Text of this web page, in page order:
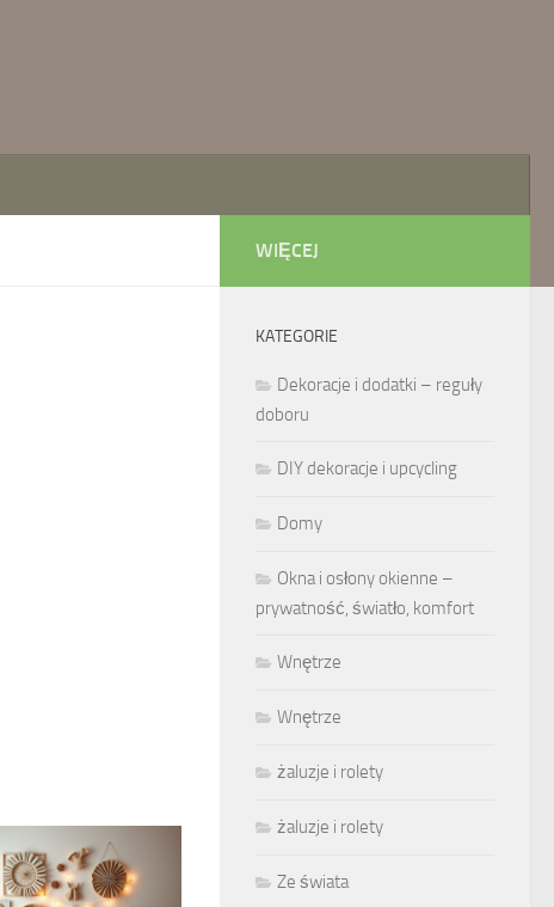
WIĘCEJ
KATEGORIE
Dekoracje i dodatki – reguły
doboru
DIY dekoracje i upcycling
Domy
Okna i osłony okienne –
prywatność, światło, komfort
Wnętrze
Wnętrze
żaluzje i rolety
żaluzje i rolety
Ze świata